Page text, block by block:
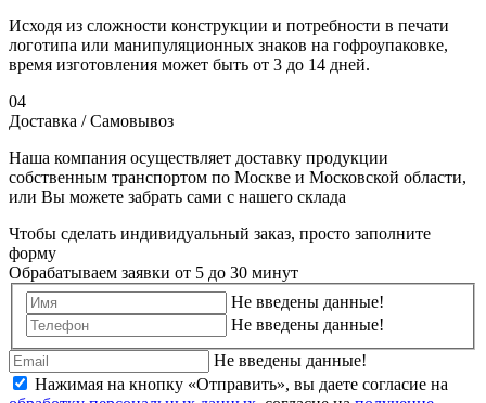
Исходя из сложности конструкции и потребности в печати
логотипа или манипуляционных знаков на гофроупаковке,
время изготовления может быть от 3 до 14 дней.
04
Доставка / Самовывоз
Наша компания осуществляет доставку продукции
собственным транспортом по Москве и Московской области,
или Вы можете забрать сами с нашего склада
Чтобы сделать индивидуальный заказ, просто заполните
форму
Обрабатываем заявки от 5 до 30 минут
Не введены данные!
Не введены данные!
Не введены данные!
Нажимая на кнопку «Отправить», вы даете согласие на